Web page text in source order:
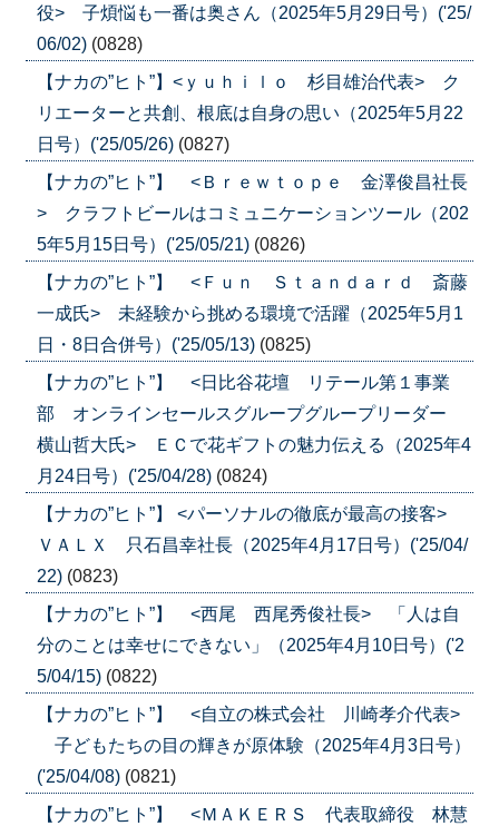
役> 子煩悩も一番は奥さん（2025年5月29日号）('25/
06/02) (0828)
【ナカの”ヒト”】<ｙｕｈｉｌｏ 杉目雄治代表> ク
リエーターと共創、根底は自身の思い（2025年5月22
日号）('25/05/26) (0827)
【ナカの”ヒト”】 <Ｂｒｅｗｔｏｐｅ 金澤俊昌社長
> クラフトビールはコミュニケーションツール（202
5年5月15日号）('25/05/21) (0826)
【ナカの”ヒト”】 <Ｆｕｎ Ｓｔａｎｄａｒｄ 斎藤
一成氏> 未経験から挑める環境で活躍（2025年5月1
日・8日合併号）('25/05/13) (0825)
【ナカの”ヒト”】 <日比谷花壇 リテール第１事業
部 オンラインセールスグループグループリーダー
横山哲大氏> ＥＣで花ギフトの魅力伝える（2025年4
月24日号）('25/04/28) (0824)
【ナカの”ヒト”】 <パーソナルの徹底が最高の接客>
ＶＡＬＸ 只石昌幸社長（2025年4月17日号）('25/04/
22) (0823)
【ナカの”ヒト”】 <西尾 西尾秀俊社長> 「人は自
分のことは幸せにできない」（2025年4月10日号）('2
5/04/15) (0822)
【ナカの”ヒト”】 <自立の株式会社 川崎孝介代表>
子どもたちの目の輝きが原体験（2025年4月3日号）
('25/04/08) (0821)
【ナカの”ヒト”】 <ＭＡＫＥＲＳ 代表取締役 林慧